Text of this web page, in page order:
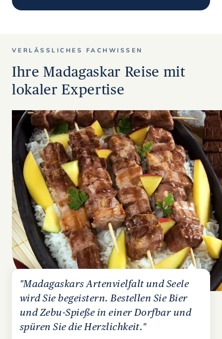
VERLÄSSLICHES FACHWISSEN
Ihre Madagaskar Reise mit
lokaler Expertise
"Madagaskars Artenvielfalt und Seele
wird Sie begeistern. Bestellen Sie Bier
und Zebu-Spieße in einer Dorfbar und
spüren Sie die Herzlichkeit."